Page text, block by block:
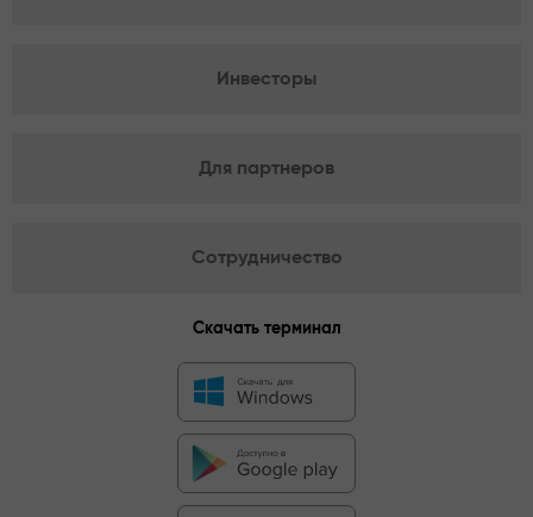
Инвесторы
Для партнеров
Сотрудничество
Скачать терминал